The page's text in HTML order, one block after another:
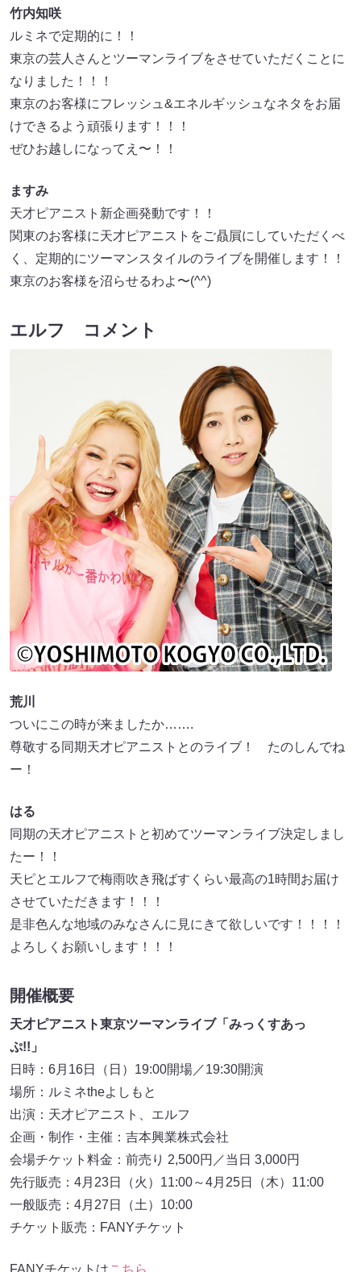
竹内知咲
ルミネで定期的に！！
東京の芸人さんとツーマンライブをさせていただくことに
なりました！！！
東京のお客様にフレッシュ&エネルギッシュなネタをお届
けできるよう頑張ります！！！
ぜひお越しになってえ〜！！
ますみ
天才ピアニスト新企画発動です！！
関東のお客様に天才ピアニストをご贔屓にしていただくべ
く、定期的にツーマンスタイルのライブを開催します！！
東京のお客様を沼らせるわよ〜(^^)
エルフ コメント
荒川
ついにこの時が来ましたか…….
尊敬する同期天才ピアニストとのライブ！ たのしんでね
ー！
はる
同期の天才ピアニストと初めてツーマンライブ決定しまし
たー！！
天ピとエルフで梅雨吹き飛ばすくらい最高の1時間お届け
させていただきます！！！
是非色んな地域のみなさんに見にきて欲しいです！！！！
よろしくお願いします！！！
開催概要
天才ピアニスト東京ツーマンライブ「みっくすあっ
ぷ!!」
日時：6月16日（日）19:00開場／19:30開演
場所：ルミネtheよしもと
出演：天才ピアニスト、エルフ
企画・制作・主催：吉本興業株式会社
会場チケット料金：前売り 2,500円／当日 3,000円
先行販売：4月23日（火）11:00～4月25日（木）11:00
一般販売：4月27日（土）10:00
チケット販売：FANYチケット